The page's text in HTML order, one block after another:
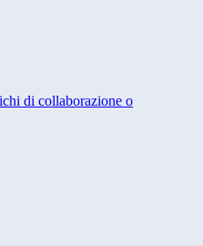
di collaborazione o